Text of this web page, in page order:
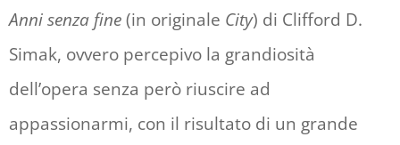
Anni senza fine(in originale City) di Clifford D.
Simak, ovvero percepivo la grandiosità
dell’opera senza però riuscire ad
appassionarmi, con il risultato di un grande